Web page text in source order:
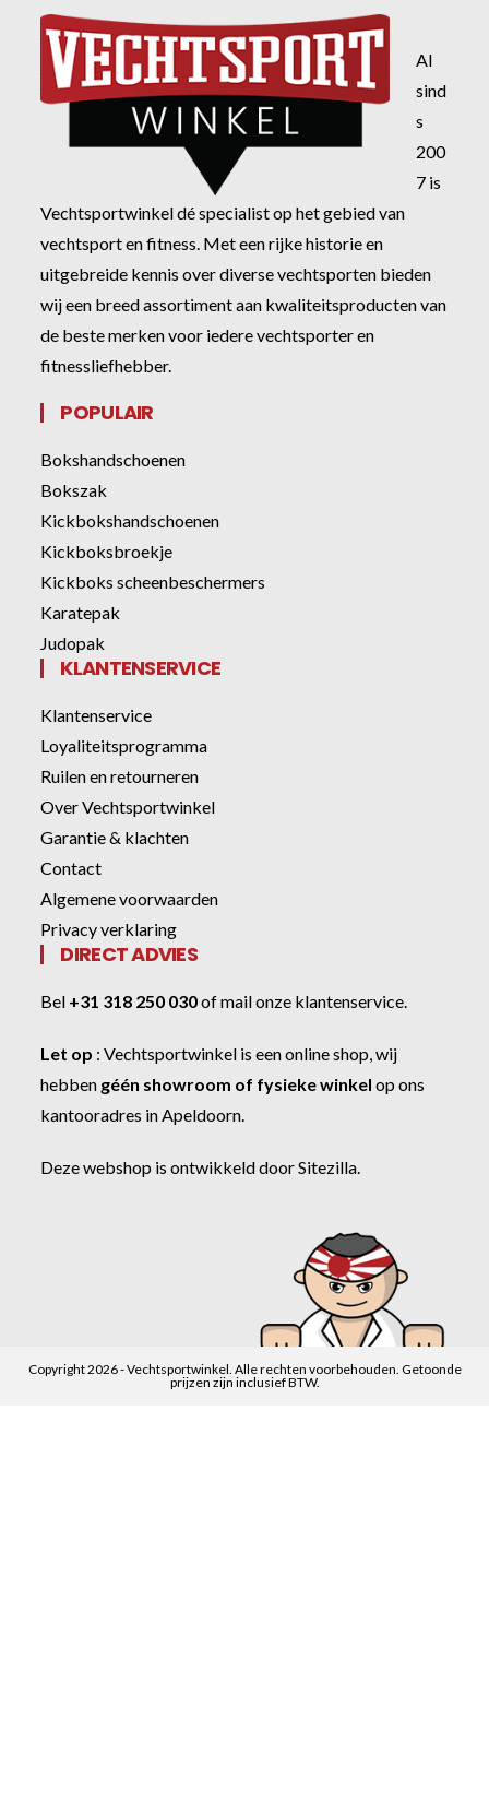
Al
sind
s
200
7 is
Vechtsportwinkel dé specialist op het gebied van
vechtsport en fitness. Met een rijke historie en
uitgebreide kennis over diverse vechtsporten bieden
wij een breed assortiment aan kwaliteitsproducten van
de beste merken voor iedere vechtsporter en
fitnessliefhebber.
POPULAIR
Bokshandschoenen
Bokszak
Kickbokshandschoenen
Kickboksbroekje
Kickboks scheenbeschermers
Karatepak
Judopak
KLANTENSERVICE
Klantenservice
Loyaliteitsprogramma
Ruilen en retourneren
Over Vechtsportwinkel
Garantie & klachten
Contact
Algemene voorwaarden
Privacy verklaring
DIRECT ADVIES
Bel +31 318 250 030ofmail onze klantenservice
Let op :Vechtsportwinkel is een online shop, wij
hebben géén showroom of fysieke winkel op ons
kantooradres in Apeldoorn.
Deze webshop is ontwikkeld doorSitezilla
Copyright 2026 - Vechtsportwinkel. Alle rechten voorbehouden. Getoonde
prijzen zijn inclusief BTW.